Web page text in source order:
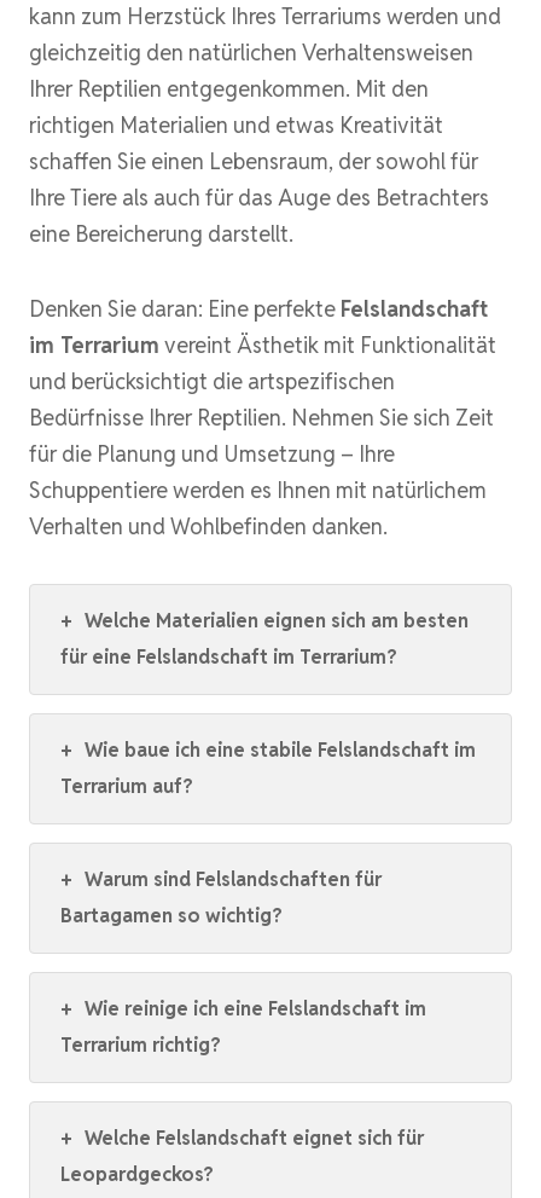
kann zum Herzstück Ihres Terrariums werden und
gleichzeitig den natürlichen Verhaltensweisen
Ihrer Reptilien entgegenkommen. Mit den
richtigen Materialien und etwas Kreativität
schaffen Sie einen Lebensraum, der sowohl für
Ihre Tiere als auch für das Auge des Betrachters
eine Bereicherung darstellt.
Denken Sie daran: Eine perfekte Felslandschaft
im Terrarium vereint Ästhetik mit Funktionalität
und berücksichtigt die artspezifischen
Bedürfnisse Ihrer Reptilien. Nehmen Sie sich Zeit
für die Planung und Umsetzung – Ihre
Schuppentiere werden es Ihnen mit natürlichem
Verhalten und Wohlbefinden danken.
+ Welche Materialien eignen sich am besten
für eine Felslandschaft im Terrarium?
+ Wie baue ich eine stabile Felslandschaft im
Terrarium auf?
+ Warum sind Felslandschaften für
Bartagamen so wichtig?
+ Wie reinige ich eine Felslandschaft im
Terrarium richtig?
+ Welche Felslandschaft eignet sich für
Leopardgeckos?